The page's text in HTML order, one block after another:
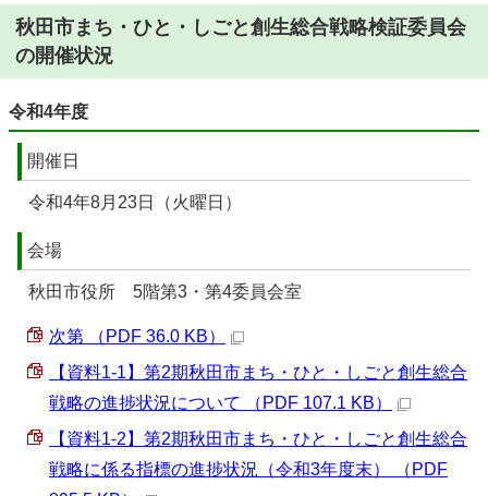
秋田市まち・ひと・しごと創生総合戦略検証委員会
の開催状況
令和4年度
開催日
令和4年8月23日（火曜日）
会場
秋田市役所 5階第3・第4委員会室
次第 （PDF 36.0 KB）
【資料1-1】第2期秋田市まち・ひと・しごと創生総合
戦略の進捗状況について （PDF 107.1 KB）
【資料1-2】第2期秋田市まち・ひと・しごと創生総合
戦略に係る指標の進捗状況（令和3年度末） （PDF